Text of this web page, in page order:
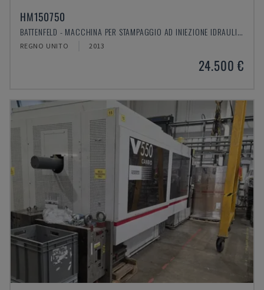
HM150750
BATTENFELD - MACCHINA PER STAMPAGGIO AD INIEZIONE IDRAULICA
REGNO UNITO 2013
24.500 €